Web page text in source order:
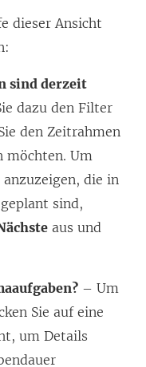
dieser Ansicht
sind derzeit
dazu den Filter
den Zeitrahmen
möchten. Um
die in
sind,
aus und
– Um
Sie auf eine
um Details